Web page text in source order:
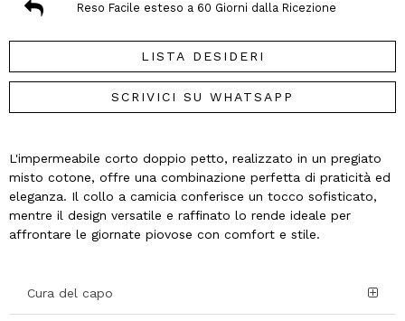
Reso Facile esteso a 60 Giorni dalla Ricezione
LISTA DESIDERI
SCRIVICI SU WHATSAPP
L'impermeabile corto doppio petto, realizzato in un pregiato
misto cotone, offre una combinazione perfetta di praticità ed
eleganza. Il collo a camicia conferisce un tocco sofisticato,
mentre il design versatile e raffinato lo rende ideale per
affrontare le giornate piovose con comfort e stile.
Cura del capo